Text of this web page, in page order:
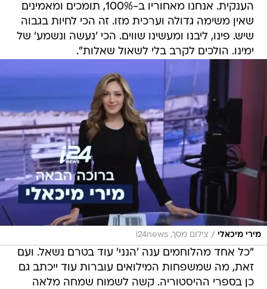
הענקית. אנחנו מאחוריו ב-100%, תומכים ומאמינים
שאין משימה גדולה וערכית מזו. זה הכי לחיות בגבוה
שיש. פינו, ליבנו ומעשינו שווים. הכי 'נעשה ונשמע' של
ימינו. הולכים לקרב בלי לשאול שאלות".
מירי מיכאלי / צילום מסך, i24news
"כל אחד מהלוחמים ענה 'הנני' עוד בטרם נשאל. ועם
זאת, מה שמשפחות המילואים עוברות עוד ייכתב גם
כן בספרי ההיסטוריה. קשה לשמוח שמחה מלאה